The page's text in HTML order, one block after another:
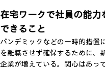
在宅ワークで社員の能
できること
パンデミックなどの一時的措置
を離職させず確保するために、
企業が増えている。関心はあっ